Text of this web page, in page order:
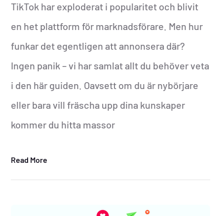
TikTok har exploderat i popularitet och blivit
en het plattform för marknadsförare. Men hur
funkar det egentligen att annonsera där?
Ingen panik – vi har samlat allt du behöver veta
i den här guiden. Oavsett om du är nybörjare
eller bara vill fräscha upp dina kunskaper
kommer du hitta massor
Read More